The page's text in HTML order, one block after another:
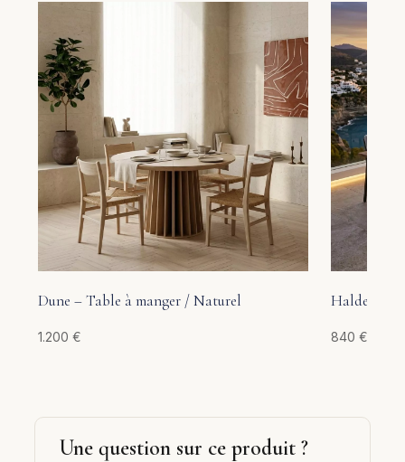
Dune – Table à manger / Naturel
1.200€
Halden –
840 €
Une question sur ce produit ?